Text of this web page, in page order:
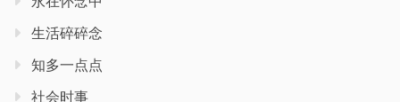
生活碎碎念
知多一点点
社会时事